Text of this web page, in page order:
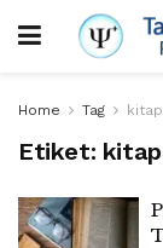
Home Tag kitap
Etiket: kitap